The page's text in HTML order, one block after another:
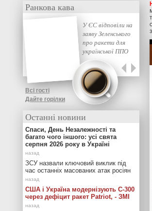
Ранкова кава
У ЄС відповіли на
заяву Зеленського
про ракети для
української ППО
Всі гості
Дайте горілки
Останні новини
Спаси, День Незалежності та
багато чого іншого: усі свята
серпня 2026 року в Україні
ЗСУ назвали ключовий виклик під
час останніх масованих атак росіян
США і Україна модернізують С-300
через дефіцит ракет Patriot, - ЗМІ